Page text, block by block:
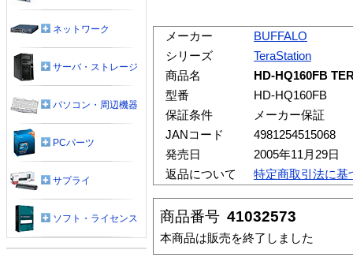
メーカー
BUFFALO
シリーズ
TeraStation
商品名
HD-HQ160FB
型番
HD-HQ160FB
保証条件
メーカー保証
JANコード
4981254515068
発売日
2005年11月29日
返品について
特定商取引法に基
商品番号 41032573
本商品は販売を終了しました
ネットワーク
サーバ・ストレージ
パソコン・周辺機器
PCパーツ
サプライ
ソフト・ライセンス